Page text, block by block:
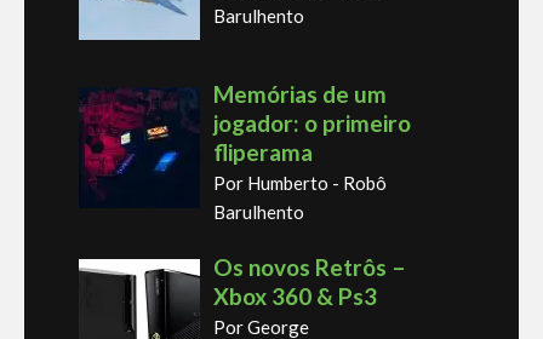
Barulhento
Memórias de um
jogador: o primeiro
fliperama
Por Humberto - Robô
Barulhento
Os novos Retrôs –
Xbox 360 & Ps3
Por George